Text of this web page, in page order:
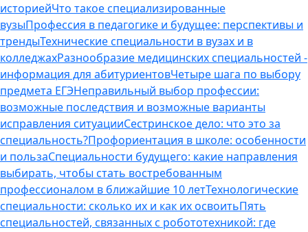
историейЧто такое специализированные
вузыПрофессия в педагогике и будущее: перспективы и
трендыТехнические специальности в вузах и в
колледжахРазнообразие медицинских специальностей -
информация для абитуриентовЧетыре шага по выбору
предмета ЕГЭНеправильный выбор профессии:
возможные последствия и возможные варианты
исправления ситуацииСестринское дело: что это за
специальность?Профориентация в школе: особенности
и пользаСпециальности будущего: какие направления
выбирать, чтобы стать востребованным
профессионалом в ближайшие 10 летТехнологические
специальности: сколько их и как их освоитьПять
специальностей, связанных с робототехникой: где